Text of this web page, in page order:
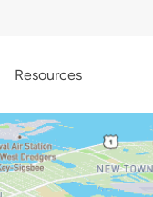
Resources